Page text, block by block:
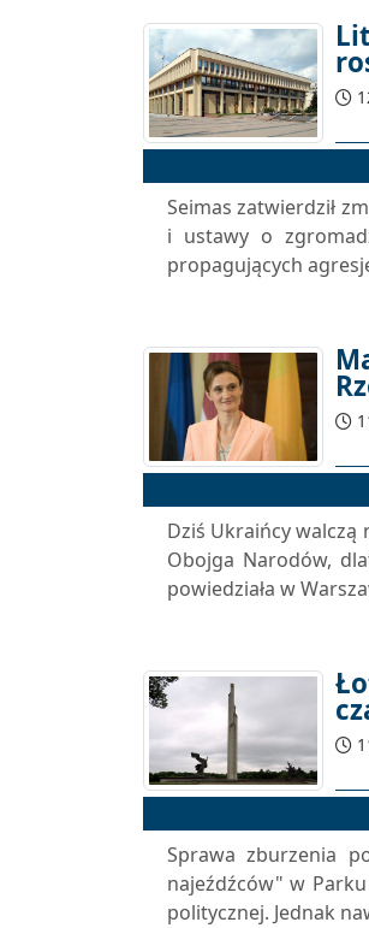
Seimas zatwierdził
i ustawy o
propagujących
Dziś Ukraińcy walczą
Obojga Narodów,
powiedziała w
Sprawa zburzenia
najeźdźców" w
politycznej. Jednak